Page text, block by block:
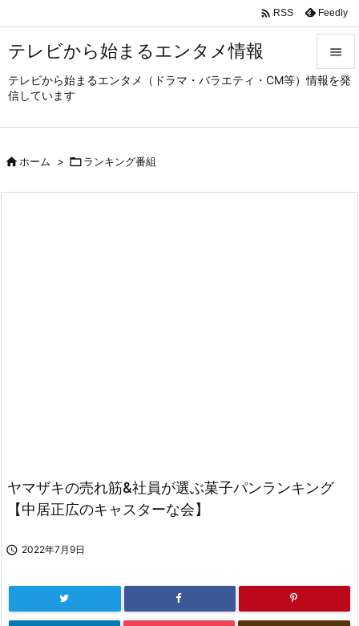
テレビから始まるエンタメ情報
テレビから始まるエンタメ（ドラマ・バラエティ・CM等）情報を発
信しています



 RSS Feedly
ホーム > ランキング番組
ヤマザキの売れ筋&社員が選ぶ菓子パンランキング
【中居正広のキャスターな会】
 2022年7月9日